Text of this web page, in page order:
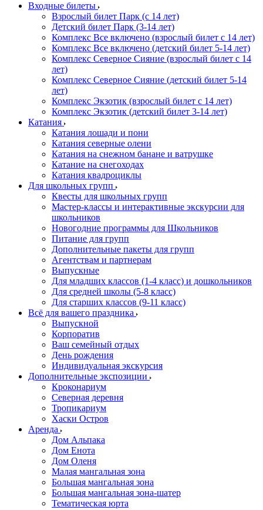
Входные билеты
Взрослый билет Парк (с 14 лет)
Детский билет Парк (3-14 лет)
Комплекс Все включено (взрослый билет с 14 лет)
Комплекс Все включено (детский билет 5-14 лет)
Комплекс Северное Сияние (взрослый билет с 14
лет)
Комплекс Северное Сияние (детский билет 5-14
лет)
Комплекс Экзотик (взрослый билет с 14 лет)
Комплекс Экзотик (детский билет 3-14 лет)
Катания
Катания лошади и пони
Катания северные олени
Катания на снежном банане и ватрушке
Катание на снегоходах
Катания квадроциклы
Для школьных групп
Квесты для школьных групп
Мастер-классы и интерактивные экскурсии для
школьников
Новогодние программы для Школьников
Питание для групп
Дополнительные пакеты для групп
Агентствам и партнерам
Выпускные
Для младших классов (1-4 класс) и дошкольников
Для средней школы (5-8 класс)
Для старших классов (9-11 класс)
Всё для вашего праздника
Выпускной
Корпоратив
Ваш семейный отдых
День рождения
Индивидуальная экскурсия
Дополнительные экспозиции
Кроконариум
Северная деревня
Тропикариум
Хаски Остров
Аренда
Дом Альпака
Дом Енота
Дом Оленя
Малая мангальная зона
Большая мангальная зона
Большая мангальная зона-шатер
Тематическая юрта